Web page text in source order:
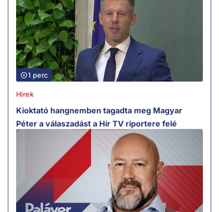
1 perc
Hírek
Kioktató hangnemben tagadta meg Magyar
Péter a válaszadást a Hír TV riportere felé